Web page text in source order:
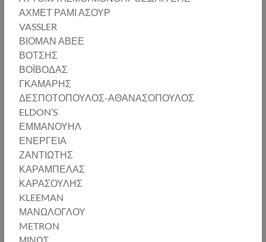
ΑΧΜΕΤ ΡΑΜΙ ΑΣΟΥΡ
VASSLER
ΒΙΟΜΑΝ ΑΒΕΕ
ΒΟΤΣΗΣ
ΒΟΪΒΟΔΑΣ
ΓΚΑΜΑΡΗΣ
ΔΕΣΠΟΤΟΠΟΥΛΟΣ-ΑΘΑΝΑΣΟΠΟΥΛΟΣ
ELDON’S
ΕΜΜΑΝΟΥΗΛ
ΕΝΕΡΓΕΙΑ
ΖΑΝΤΙΩΤΗΣ
ΚΑΡΑΜΠΕΛΑΣ
ΚΑΡΑΣΟΥΛΗΣ
KLEEMAN
ΜΑΝΩΛΟΓΛΟΥ
METRON